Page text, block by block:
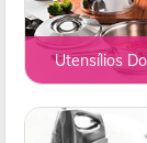
Utensílios